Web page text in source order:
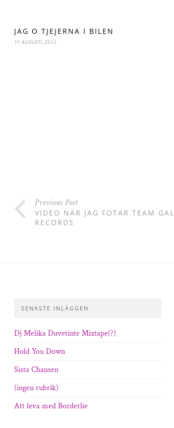
JAG O TJEJERNA I BILEN
11 AUGUSTI, 2012
Previous Post
VIDEO NÄR JAG FOTAR TEAM
RECORDS
SENASTE INLÄGGEN
Dj Melika Duvetinte Mixtape(?)
Hold You Down
Sista Chansen
(ingen rubrik)
Att leva med Borderlie